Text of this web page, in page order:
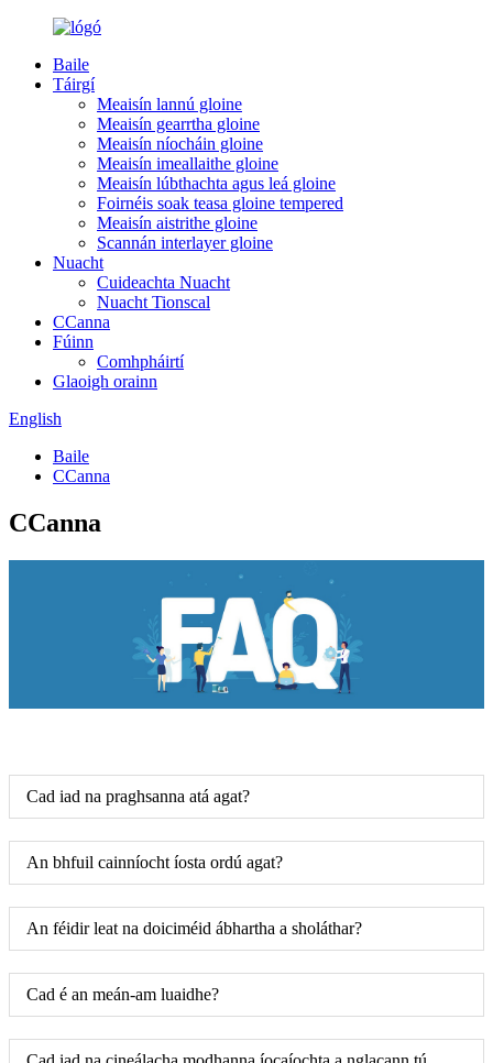
Baile
Táirgí
Meaisín lannú gloine
Meaisín gearrtha gloine
Meaisín níocháin gloine
Meaisín imeallaithe gloine
Meaisín lúbthachta agus leá gloine
Foirnéis soak teasa gloine tempered
Meaisín aistrithe gloine
Scannán interlayer gloine
Nuacht
Cuideachta Nuacht
Nuacht Tionscal
CCanna
Fúinn
Comhpháirtí
Glaoigh orainn
English
Baile
CCanna
CCanna
Cad iad na praghsanna atá agat?
An bhfuil cainníocht íosta ordú agat?
An féidir leat na doiciméid ábhartha a sholáthar?
Cad é an meán-am luaidhe?